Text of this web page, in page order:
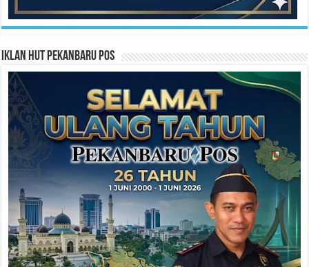
Iklan HUT Pekanbaru Pos